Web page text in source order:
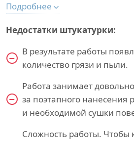
Подробнее
Недостатки штукатурки:
В результате работы
количество грязи и пыли.
Работа занимает
за поэтапного нанесения
и необходимой сушки
Сложность работы. Чтобы